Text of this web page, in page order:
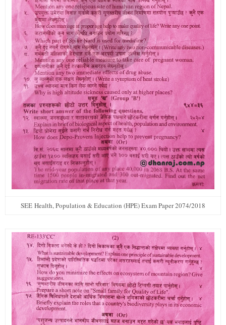
SEE Health, Population & Education (HPE) Exam Paper 2074/2018